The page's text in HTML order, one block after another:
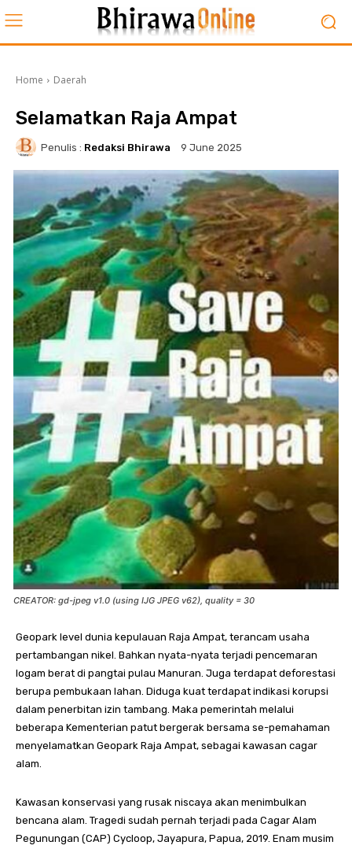
Home Daerah
Selamatkan Raja Ampat
Penulis : Redaksi Bhirawa 9 June 2025
CREATOR: gd-jpeg v1.0 (using IJG JPEG v62), quality = 30
Geopark level dunia kepulauan Raja Ampat, terancam usaha
pertambangan nikel. Bahkan nyata-nyata terjadi pencemaran
logam berat di pangtai pulau Manuran. Juga terdapat deforestasi
berupa pembukaan lahan. Diduga kuat terdapat indikasi korupsi
dalam penerbitan izin tambang. Maka pemerintah melalui
beberapa Kementerian patut bergerak bersama se-pemahaman
menyelamatkan Geopark Raja Ampat, sebagai kawasan cagar
alam.
Kawasan konservasi yang rusak niscaya akan menimbulkan
bencana alam. Tragedi sudah pernah terjadi pada Cagar Alam
Pegunungan (CAP) Cycloop, Jayapura, Papua, 2019. Enam musim